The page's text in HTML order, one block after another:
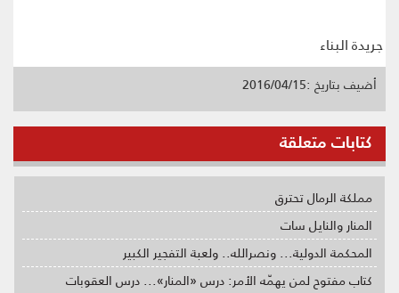
جريدة البناء
أضيف بتاريخ :2016/04/15
كتابات متعلقة
مملكة الرمال تحترق
المنار والنايل سات
المحكمة الدولية... ونصرالله.. ولعبة التفجير الكبير
كتاب مفتوح لمن يهمّه الأمر: درس «المنار»... درس العقوبات